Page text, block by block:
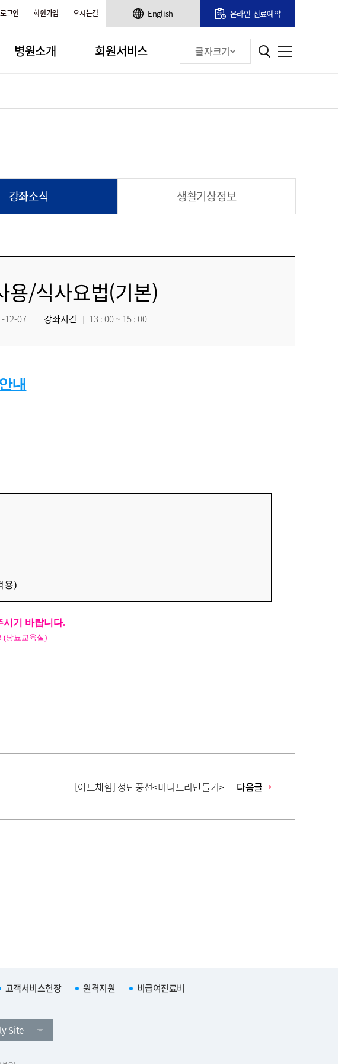
로그인 회원가입 오시는길 English 온라인 진료예약
병원소개 회원서비스 글자크기
강좌소식 생활기상정보
용/식사요법(기본)
12-07 강좌시간 13 : 00 ~ 15 : 00
내
용)
시기 바랍니다.
(당뇨교육실)
[아트체험] 성탄풍선<미니트리만들기> 다음글
고객서비스헌장 원격지원 비급여진료비
Site